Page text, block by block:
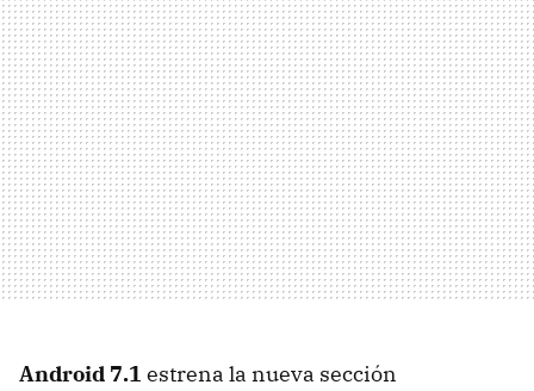
Android 7.1 estrena la nueva sección